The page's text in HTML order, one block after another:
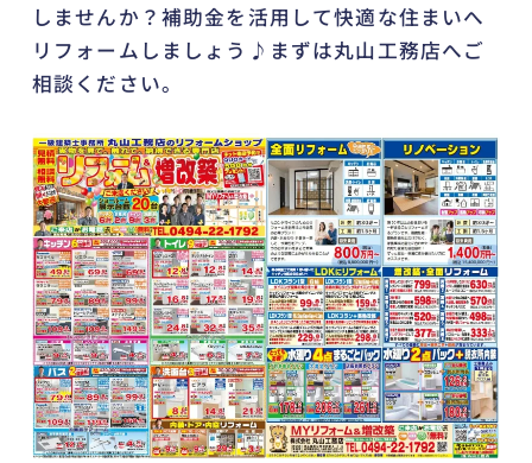
しませんか？補助金を活用して快適な住まいへ
リフォームしましょう♪まずは丸山工務店へご
相談ください。